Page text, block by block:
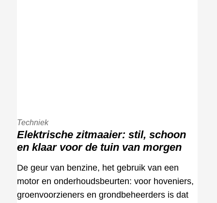
Techniek
Elektrische zitmaaier: stil, schoon
en klaar voor de tuin van morgen
De geur van benzine, het gebruik van een
motor en onderhoudsbeurten: voor hoveniers,
groenvoorzieners en grondbeheerders is dat